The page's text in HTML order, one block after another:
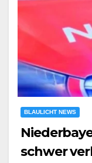
BLAULICHT NEWS
schwer